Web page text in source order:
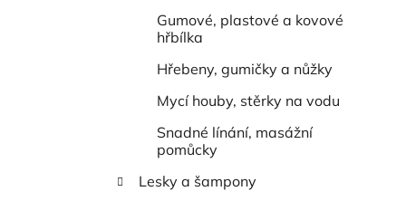
Gumové, plastové a kovové
hřbílka
Hřebeny, gumičky a nůžky
Mycí houby, stěrky na vodu
Snadné línání, masážní
pomůcky
Lesky a šampony